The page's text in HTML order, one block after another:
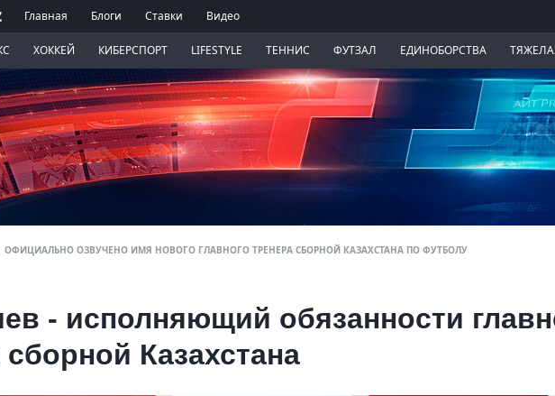
Главная Блоги Ставки Видео
ХОККЕЙ КИБЕРСПОРТ LIFESTYLE ТЕННИС ФУТЗАЛ ЕДИНОБОРСТВА
ОФИЦИАЛЬНО ОЗВУЧЕНО ИМЯ НОВОГО ГЛАВНОГО ТРЕНЕРА СБОРНОЙ КАЗАХСТАНА ПО ФУТБОЛУ
- исполняющий обязанности
сборной Казахстана